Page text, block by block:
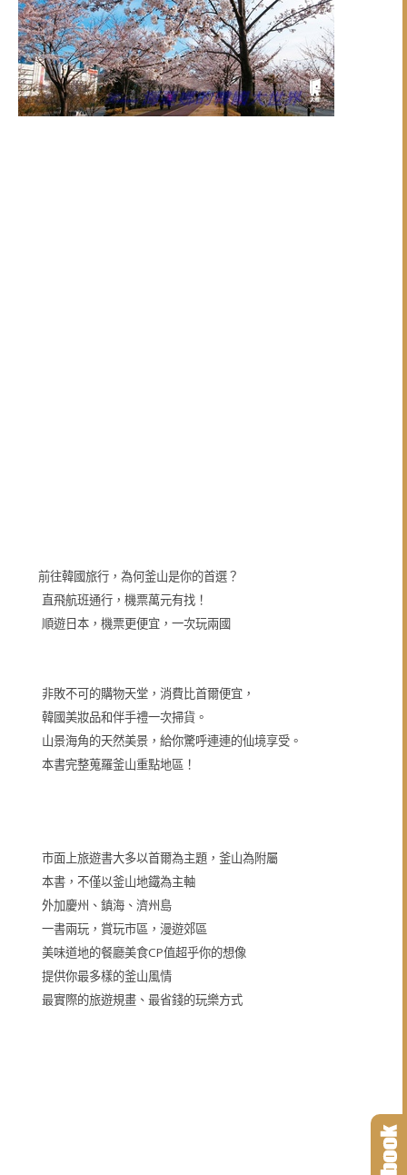
前往韓國旅行，為何釜山是你的首選？
直飛航班通行，機票萬元有找！
順遊日本，機票更便宜，一次玩兩國
非敗不可的購物天堂，消費比首爾便宜，
韓國美妝品和伴手禮一次掃貨。
山景海角的天然美景，給你驚呼連連的仙境享受。
本書完整蒐羅釜山重點地區！
市面上旅遊書大多以首爾為主題，釜山為附屬
本書，不僅以釜山地鐵為主軸
外加慶州、鎮海、濟州島
一書兩玩，賞玩市區，漫遊郊區
美味道地的餐廳美食CP值超乎你的想像
提供你最多樣的釜山風情
最實際的旅遊規畫、最省錢的玩樂方式